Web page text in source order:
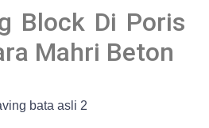
Block Di Poris
Mahri Beton